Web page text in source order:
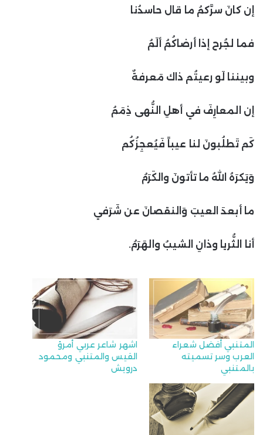
إن كانَ سرَّكمُ ما قال حاسدُنا
فما لجُرح إذا أرضاكُمُ ألَمُ
وبيننا لَو رعيتُم ذاك مَعرفةٌ
إن المعارِفَ في أهلِ النُّهى ذِمَمُ
كَم تَطلُبونَ لنا عيباً فَيُعجِزُكُم
وَيَكرَهُ اللهُ ما تأتونَ والكَرَمُ
ما أبعدَ العيبَ وَالنقصانَ عن شَرَفي
أنا الثُّريا وذانِ الشيبُ والهَرَمُ.
المتنبي أفضل شعراء
العرب وسر تسميته
بالمتنبي
اشهر شاعر عربي أمرؤ
القيس والمتنبي ومحمود
درويش